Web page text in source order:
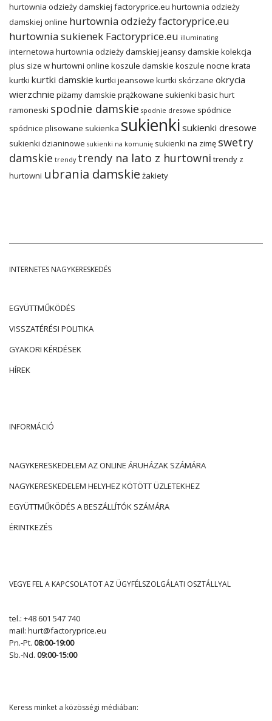
hurtownia odzieży damskiej factoryprice.eu hurtownia odzieży
damskiej online hurtownia odzieży factoryprice.eu
hurtownia sukienek Factoryprice.eu illuminating
internetowa hurtownia odzieży damskiej jeansy damskie kolekcja
plus size w hurtowni online koszule damskie koszule nocne krata
kurtki kurtki damskie kurtki jeansowe kurtki skórzane okrycia
wierzchnie piżamy damskie prążkowane sukienki basic hurt
ramoneski spodnie damskie spodnie dresowe spódnice
spódnice plisowane sukienka sukienki sukienki dresowe
sukienki dzianinowe sukienki na komunię sukienki na zimę swetry
damskie trendy trendy na lato z hurtowni trendy z
hurtowni ubrania damskie żakiety
INTERNETES NAGYKERESKEDÉS
EGYÜTTMŰKÖDÉS
VISSZATÉRÉSI POLITIKA
GYAKORI KÉRDÉSEK
HÍREK
INFORMÁCIÓ
NAGYKERESKEDELEM AZ ONLINE ÁRUHÁZAK SZÁMÁRA
NAGYKERESKEDELEM HELYHEZ KÖTÖTT ÜZLETEKHEZ
EGYÜTTMŰKÖDÉS A BESZÁLLÍTÓK SZÁMÁRA
ÉRINTKEZÉS
VEGYE FEL A KAPCSOLATOT AZ ÜGYFÉLSZOLGÁLATI OSZTÁLLYAL
tel.: +48 601 547 740
mail: hurt@factoryprice.eu
Pn.-Pt. 08:00-19:00
Sb.-Nd. 09:00-15:00
Keress minket a közösségi médiában: